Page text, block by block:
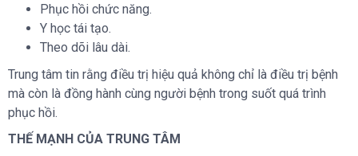
Phục hồi chức năng.
Y học tái tạo.
Theo dõi lâu dài.
Trung tâm tin rằng điều trị hiệu quả không chỉ là điều trị bệnh
mà còn là đồng hành cùng người bệnh trong suốt quá trình
phục hồi.
THẾ MẠNH CỦA TRUNG TÂM